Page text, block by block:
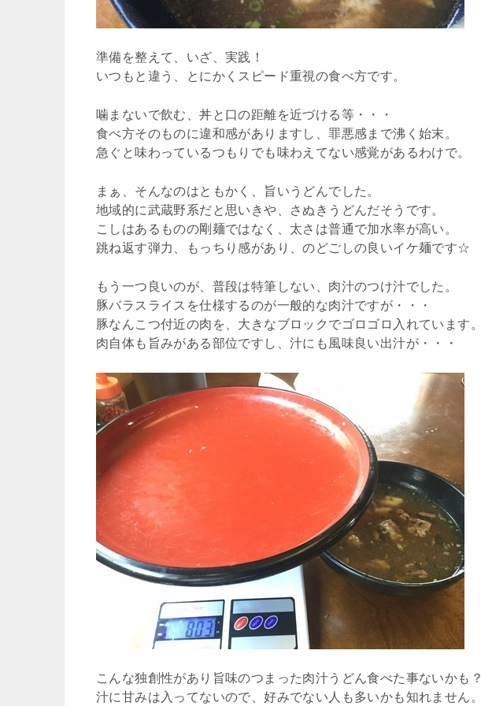
準備を整えて、いざ、実践！
いつもと違う、とにかくスピード重視の食べ方です。
噛まないで飲む、丼と口の距離を近づける等・・・
食べ方そのものに違和感がありますし、罪悪感まで沸く始末。
急ぐと味わっているつもりでも味わえてない感覚があるわけで。
まぁ、そんなのはともかく、旨いうどんでした。
地域的に武蔵野系だと思いきや、さぬきうどんだそうです。
こしはあるものの剛麺ではなく、太さは普通で加水率が高い。
跳ね返す弾力、もっちり感があり、のどごしの良いイケ麺です☆
もう一つ良いのが、普段は特筆しない、肉汁のつけ汁でした。
豚バラスライスを仕様するのが一般的な肉汁ですが・・・
豚なんこつ付近の肉を、大きなブロックでゴロゴロ入れています。
肉自体も旨みがある部位ですし、汁にも風味良い出汁が・・・
こんな独創性があり旨味のつまった肉汁うどん食べた事ないかも？
汁に甘みは入ってないので、好みでない人も多いかも知れません。